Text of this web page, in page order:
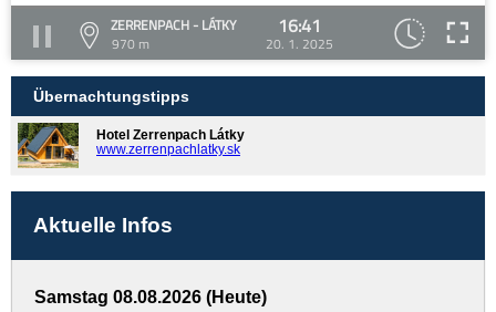
ZERRENPACH - LÁTKY
970 m
16:41
20. 1. 2025
Übernachtungstipps
Hotel Zerrenpach Látky
www.zerrenpachlatky.sk
Aktuelle Infos
Samstag 08.08.2026 (Heute)